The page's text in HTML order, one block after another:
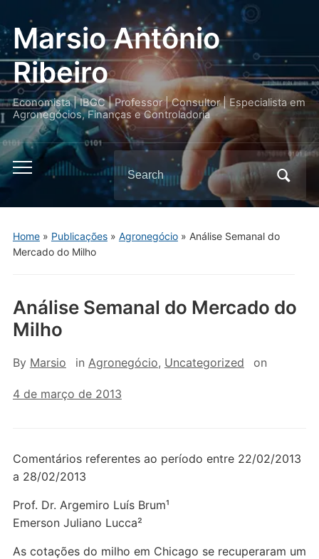
Marsio Antônio
Ribeiro
Economista | IBGC | Professor | Consultor | Especialista em
Agronegócios, Finanças e Controladoria
Toggle
menu
for:
Home» Publicações» Agronegócio» Análise Semanal do
Mercado do Milho
Análise Semanal do Mercado do
Milho
By Marsio in Agronegócio, Uncategorized on
4 de março de 2013
Comentários referentes ao período entre 22/02/2013
a 28/02/2013
Prof. Dr. Argemiro Luís Brum¹
Emerson Juliano Lucca²
As cotações do milho em Chicago se recuperaram um